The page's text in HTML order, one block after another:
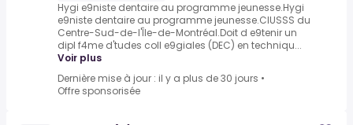
Hygi e9niste dentaire au programme jeunesse.Hygi
e9niste dentaire au programme jeunesse.CIUSSS du
Centre-Sud-de-l'Île-de-Montréal.Doit d e9tenir un
dipl f4me d'tudes coll e9giales (DEC) en techniqu...
Voir plus
Dernière mise à jour : il y a plus de 30 jours •
Offre sponsorisée